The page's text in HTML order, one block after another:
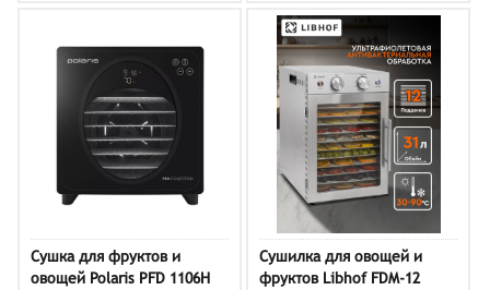
Сушка для фруктов и
овощей Polaris PFD 1106H
Сушилка для овощей и
фруктов Libhof FDM-12